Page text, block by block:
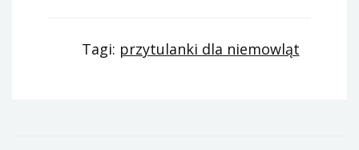
Tagi: przytulanki dla niemowląt